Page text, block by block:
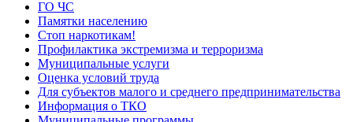
ГО ЧС
Памятки населению
Стоп наркотикам!
Профилактика экстремизма и терроризма
Муниципальные услуги
Оценка условий труда
Для субъектов малого и среднего предпринимательства
Информация о ТКО